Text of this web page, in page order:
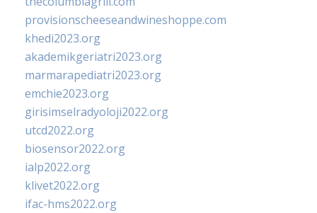
provisionscheeseandwineshoppe.com
khedi2023.org
akademikgeriatri2023.org
marmarapediatri2023.org
emchie2023.org
girisimselradyoloji2022.org
utcd2022.org
biosensor2022.org
ialp2022.org
klivet2022.org
ifac-hms2022.org